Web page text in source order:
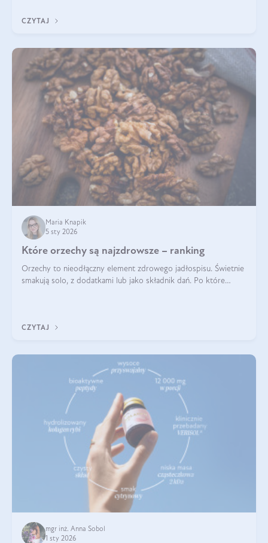
CZYTAJ
Maria Knapik
5 sty 2026
Które orzechy są najzdrowsze – ranking
Orzechy to nieodłączny element zdrowego jadłospisu. Świetnie
smakują solo, z dodatkami lub jako składnik dań. Po które
CZYTAJ
mgr inż. Anna Sobol
1 sty 2026